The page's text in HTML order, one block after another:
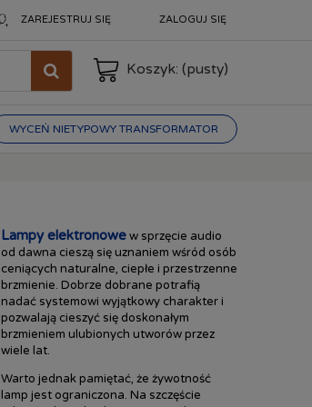
ZAREJESTRUJ SIĘ ZALOGUJ SIĘ
Koszyk: (pusty)
WYCEŃ NIETYPOWY TRANSFORMATOR
Lampy elektronowew sprzęcie audio
od dawna cieszą się uznaniem wśród osób
ceniących naturalne, ciepłe i przestrzenne
brzmienie. Dobrze dobrane potrafią
nadać systemowi wyjątkowy charakter i
pozwalają cieszyć się doskonałym
brzmieniem ulubionych utworów przez
wiele lat.
Warto jednak pamiętać, że żywotność
lamp jest ograniczona. Na szczęście